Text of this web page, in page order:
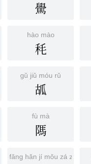
䮸
hào mào
秏
gǔ jiǔ móu rǔ
㼋
fù mà
䧞
fǎng hǎn jí mǒu zá zuǒ